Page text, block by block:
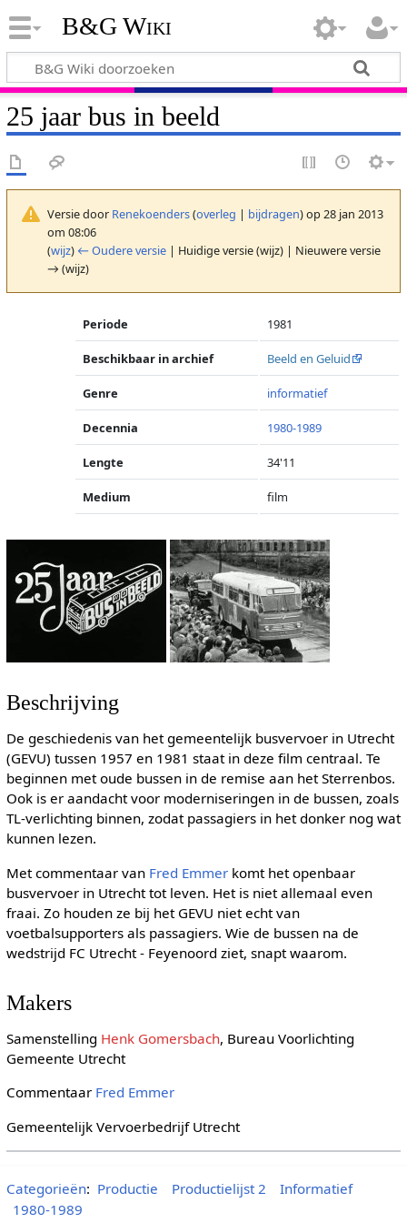
B&G Wiki
25 jaar bus in beeld
Versie door Renekoenders(overleg | bijdragen)op 28 jan 2013
om 08:06
(wijz) ← Oudere versie| Huidige versie (wijz) | Nieuwere versie
→ (wijz)
Periode 1981
Beschikbaar in archief Beeld en Geluid
Genre informatief
Decennia 1980-1989
Lengte 34'11
Medium film
Beschrijving
De geschiedenis van het gemeentelijk busvervoer in Utrecht
(GEVU) tussen 1957 en 1981 staat in deze film centraal. Te
beginnen met oude bussen in de remise aan het Sterrenbos.
Ook is er aandacht voor moderniseringen in de bussen, zoals
TL-verlichting binnen, zodat passagiers in het donker nog wat
kunnen lezen.
Met commentaar van Fred Emmerkomt het openbaar
busvervoer in Utrecht tot leven. Het is niet allemaal even
fraai. Zo houden ze bij het GEVU niet echt van
voetbalsupporters als passagiers. Wie de bussen na de
wedstrijd FC Utrecht - Feyenoord ziet, snapt waarom.
Makers
Samenstelling Henk Gomersbach, Bureau Voorlichting
Gemeente Utrecht
Commentaar Fred Emmer
Gemeentelijk Vervoerbedrijf Utrecht
Categorieën: Productie Productielijst 2
Informatief
1980-1989